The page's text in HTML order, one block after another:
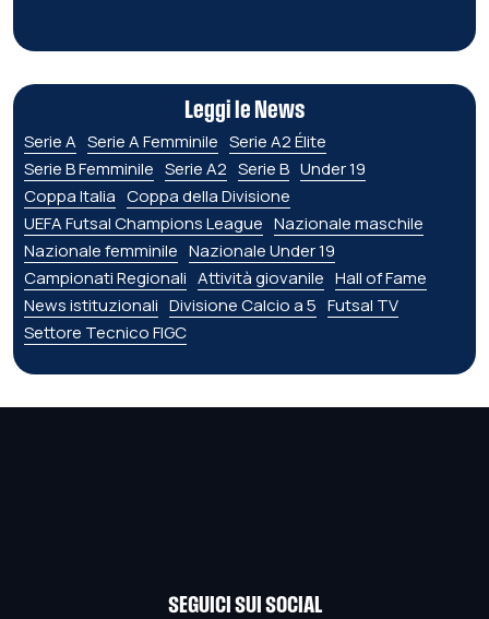
Leggi le News
Serie A Serie A Femminile Serie A2 Élite
Serie B Femminile Serie A2 Serie B Under 19
Coppa Italia Coppa della Divisione
UEFA Futsal Champions League Nazionale maschile
Nazionale femminile Nazionale Under 19
Campionati Regionali Attività giovanile Hall of Fame
News istituzionali Divisione Calcio a 5 Futsal TV
Settore Tecnico FIGC
SEGUICI SUI SOCIAL